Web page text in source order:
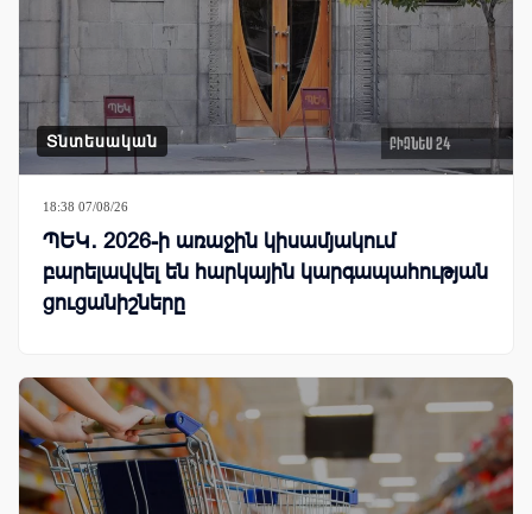
Տնտեսական
18:38 07/08/26
ՊԵԿ․ 2026-ի առաջին կիսամյակում
բարելավվել են հարկային կարգապահության
ցուցանիշները